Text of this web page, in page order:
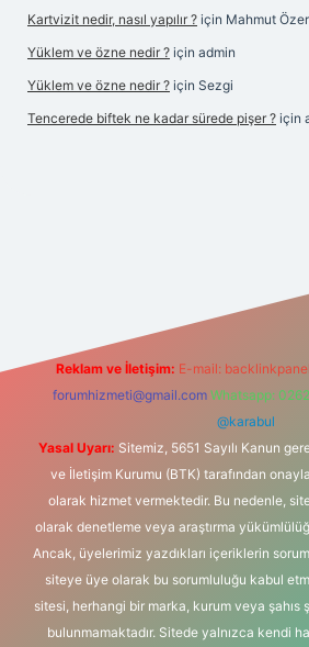
Kartvizit nedir, nasıl yapılır ? için Mahmut Özer
Yüklem ve özne nedir ? için admin
Yüklem ve özne nedir ? için Sezgi
Tencerede biftek ne kadar sürede pişer ? için
Reklam ve İletişim: E-mail:
forumhizmeti@gmail.com Whatsapp:
@karabul
Yasal Uyarı: Sitemiz, 5651 Sayılı Kanun
ve İletişim Kurumu (BTK) tarafından
olarak hizmet vermektedir. Bu nedenle,
olarak denetleme veya araştırma
Ancak, üyelerimiz yazdıkları içeriklerin
siteye üye olarak bu sorumluluğu kabul
sitesi, herhangi bir marka, kurum veya şahıs
bulunmamaktadır. Sitede yalnızca kendi